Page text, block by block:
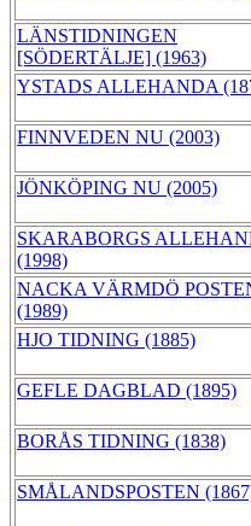
LÄNSTIDNINGEN
[SÖDERTÄLJE] (1963)
YSTADS ALLEHANDA
FINNVEDEN NU (2003)
JÖNKÖPING NU (2005)
SKARABORGS
(1998)
NACKA VÄRMDÖ
(1989)
HJO TIDNING (1885)
GEFLE DAGBLAD (1895)
BORÅS TIDNING (1838)
SMÅLANDSPOSTEN